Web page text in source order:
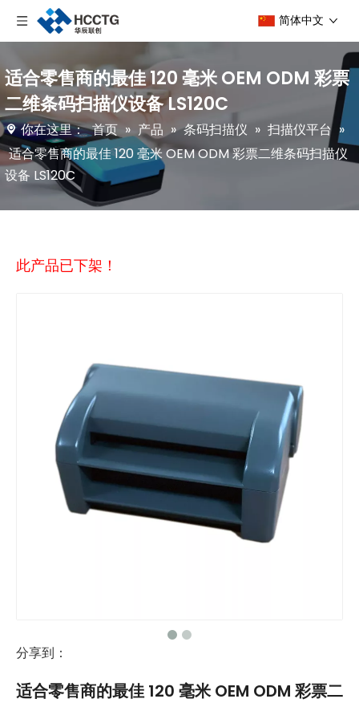
简体中文
适合零售商的最佳 120 毫米 OEM ODM 彩票
二维条码扫描仪设备 LS120C
你在这里： 首页 » 产品 » 条码扫描仪 » 扫描仪平台 »
适合零售商的最佳 120 毫米 OEM ODM 彩票二维条码扫描仪
设备 LS120C
此产品已下架！
分享到：
适合零售商的最佳 120 毫米 OEM ODM 彩票二